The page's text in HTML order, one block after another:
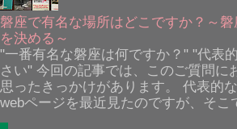
磐座で有名な場所はどこですか？～
を決める～
"一番有名な磐座は何ですか？" "代表
さい" 今回の記事では、このご質問に
思ったきっかけがあります。 代表的
webページを最近見たのですが、そこ